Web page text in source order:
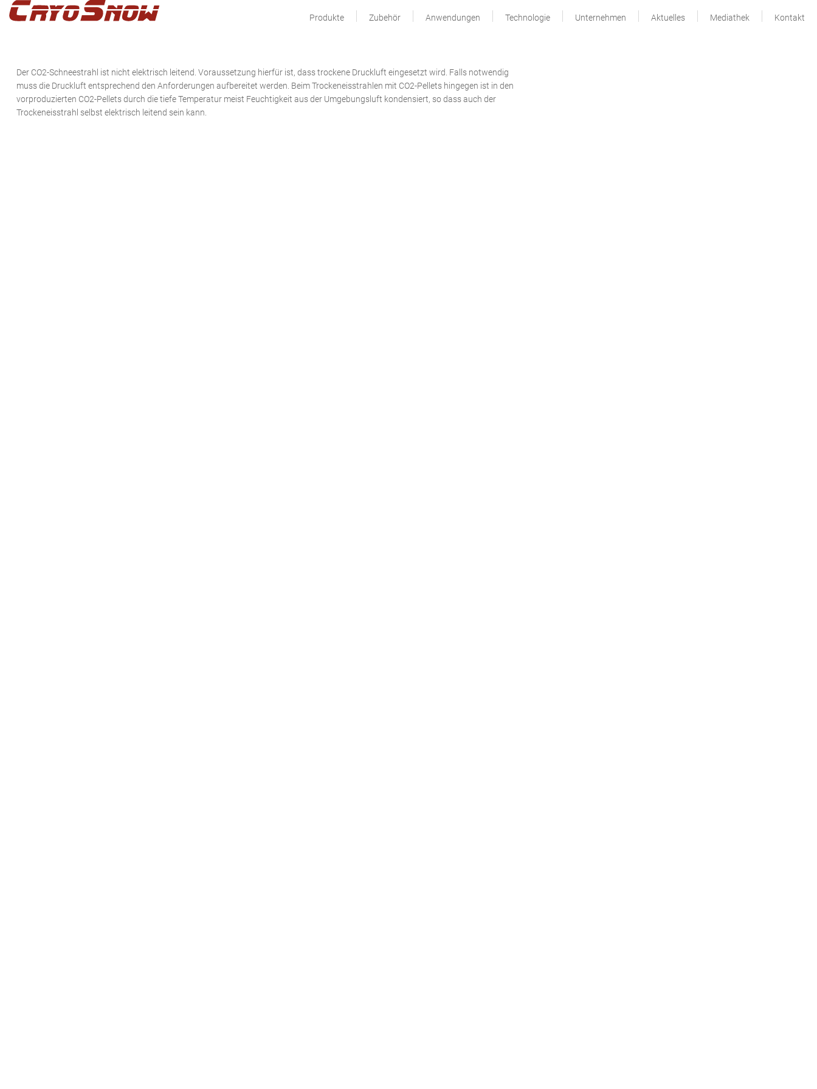
Zur
Hauptnavigation
Zum
Inhalt
Zur
Seitenspalte
Produkte Zubehör Anwendungen Technologie Unternehmen Aktuelles Mediathek Kontakt
Der CO2-Schneestrahl ist nicht elektrisch leitend. Voraussetzung hierfür ist, dass trockene Druckluft eingesetzt wird. Falls notwendig
muss die Druckluft entsprechend den Anforderungen aufbereitet werden. Beim Trockeneisstrahlen mit CO2-Pellets hingegen ist in den
vorproduzierten CO2-Pellets durch die tiefe Temperatur meist Feuchtigkeit aus der Umgebungsluft kondensiert, so dass auch der
Trockeneisstrahl selbst elektrisch leitend sein kann.